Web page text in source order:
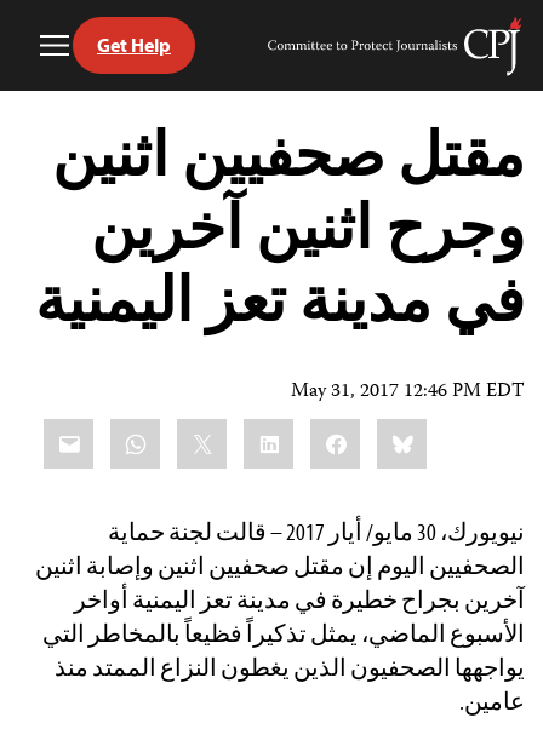
Skip
content
Committee
Get Help
مقتل صحفيين اثنين
وجرح اثنين آخرين
في مدينة تعز اليمنية
May 31, 2017 12:46 PM EDT
Bluesky
Facebook
LinkedIn
نيويورك، 30 مايو/ أيار 2017 – قالت لجنة حماية
الصحفيين اليوم إن مقتل صحفيين اثنين وإصابة اثنين
آخرين بجراح خطيرة في مدينة تعز اليمنية أواخر
الأسبوع الماضي، يمثل تذكيراً فظيعاً بالمخاطر التي
يواجهها الصحفيون الذين يغطون النزاع الممتد منذ
عامين.